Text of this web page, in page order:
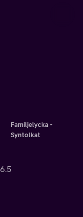
Familjelycka -
Syntolkat
6.5